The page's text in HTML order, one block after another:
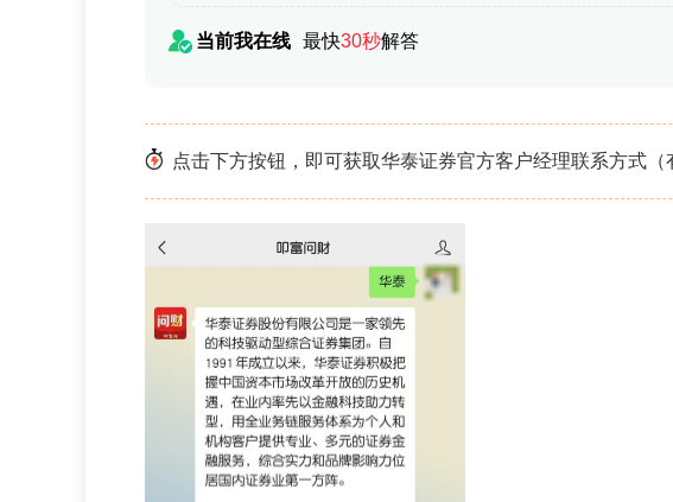
当前我在线 最快30秒解答
点击下方按钮，即可获取华泰证券官方客户经理联系方式（